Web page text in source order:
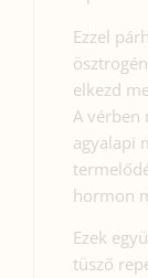
Ezzel
elkezd
A vérben
agyalapi
hormon
Ezek
tüsző